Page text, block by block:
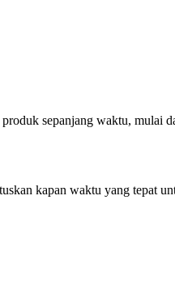
sepanjang waktu, mulai
kapan waktu yang tepat